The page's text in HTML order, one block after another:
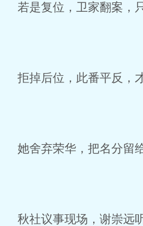
若是复位，卫家翻案，
拒掉后位，此番平反，
她舍弃荣华，把名分留
秋社议事现场，谢崇远